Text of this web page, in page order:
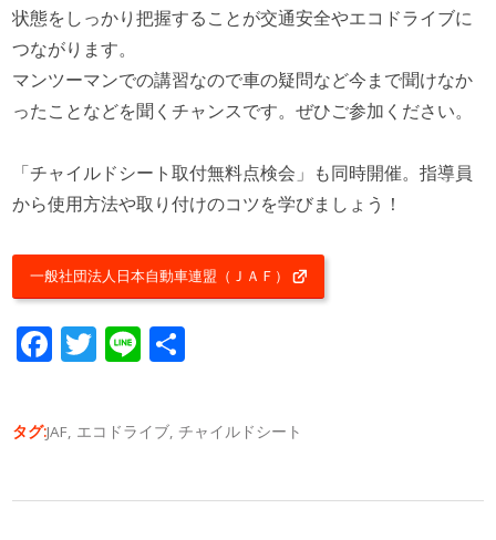
状態をしっかり把握することが交通安全やエコドライブに
つながります。
マンツーマンでの講習なので車の疑問など今まで聞けなか
ったことなどを聞くチャンスです。ぜひご参加ください。
「チャイルドシート取付無料点検会」も同時開催。指導員
から使用方法や取り付けのコツを学びましょう！
一般社団法人日本自動車連盟（ＪＡＦ）
Facebook
Twitter
Line
タグ:JAF, エコドライブ, チャイルドシート